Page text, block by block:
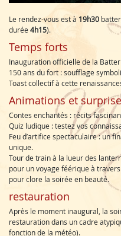
Le rendez-vous est à 19h30
durée 4h15).
Temps forts
Inauguration officielle de la
150 ans du fort : soufflage
Toast collectif à cette
Animations et
Contes enchantés : récits
Quiz ludique : testez vos
Feu d’artifice spectaculaire : un
unique.
Tour de train à la lueur des
pour un voyage féérique à
pour clore la soirée en beauté.
restauration
Après le moment inaugural, la
restauration dans un cadre
fonction de la météo).